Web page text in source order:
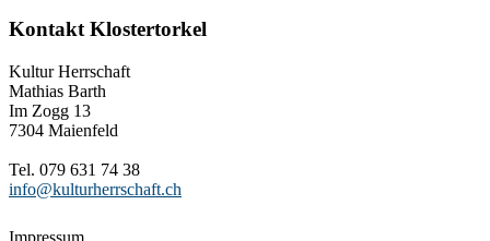
Kontakt Klostertorkel
Kultur Herrschaft
Mathias Barth
Im Zogg 13
7304 Maienfeld
Tel. 079 631 74 38
info@kulturherrschaft.ch